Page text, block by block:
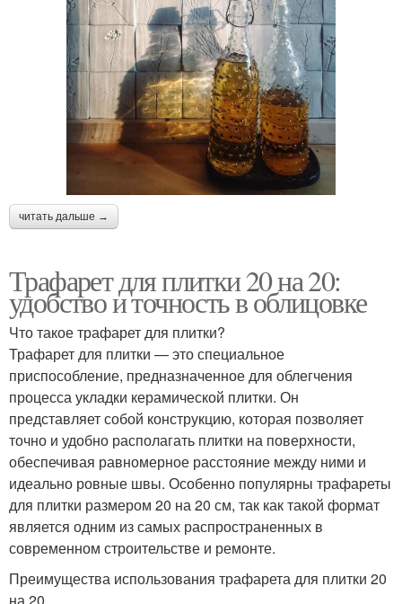
читать дальше →
Трафарет для плитки 20 на 20:
удобство и точность в облицовке
Что такое трафарет для плитки?
Трафарет для плитки — это специальное
приспособление, предназначенное для облегчения
процесса укладки керамической плитки. Он
представляет собой конструкцию, которая позволяет
точно и удобно располагать плитки на поверхности,
обеспечивая равномерное расстояние между ними и
идеально ровные швы. Особенно популярны трафареты
для плитки размером 20 на 20 см, так как такой формат
является одним из самых распространенных в
современном строительстве и ремонте.
Преимущества использования трафарета для плитки 20